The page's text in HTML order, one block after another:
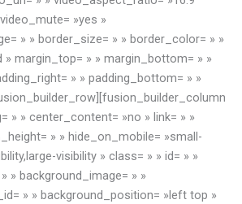
»yes »
» » border_size= » » border_color= » »
» margin_top= » » margin_bottom= » »
» » padding_bottom= » »
» » center_content= »no » link= » »
» » hide_on_mobile= »small-
visibility » class= » » id= » »
» background_image= » »
» » background_position= »left top »